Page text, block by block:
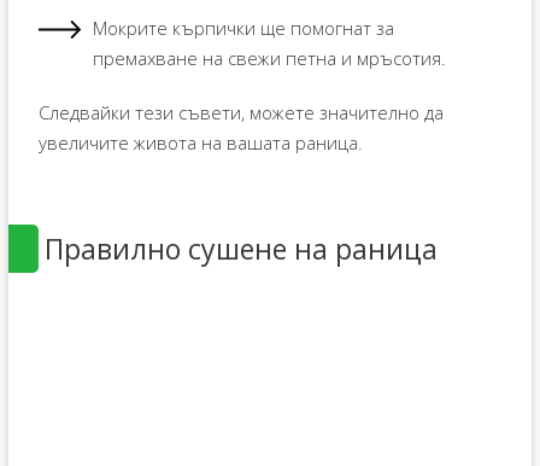
Мокрите кърпички ще помогнат за
премахване на свежи петна и мръсотия.
Следвайки тези съвети, можете значително да
увеличите живота на вашата раница.
Правилно сушене на раница